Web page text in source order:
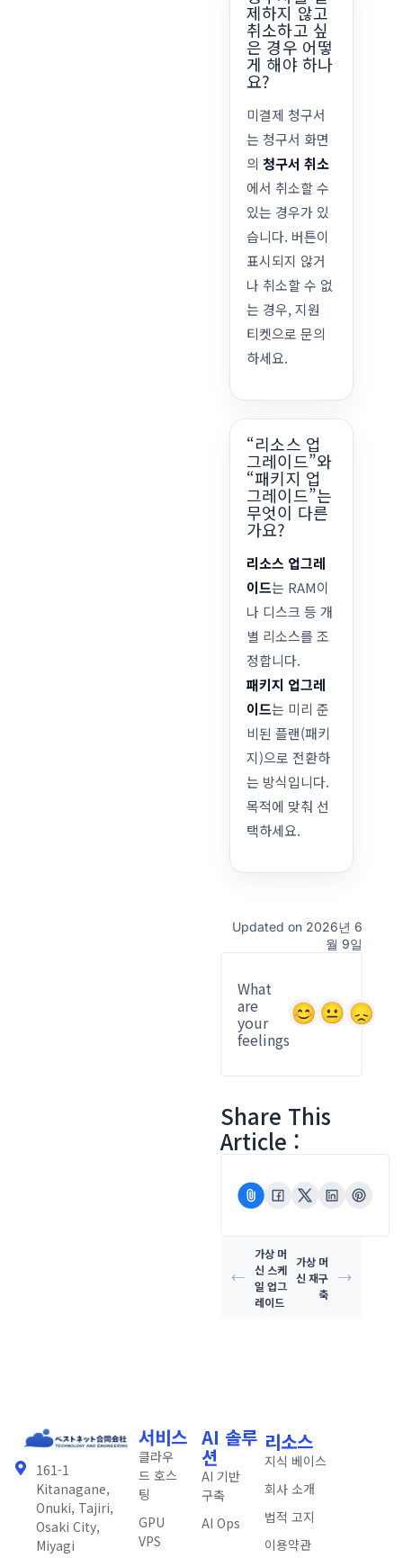
제하지 않고
취소하고 싶
은 경우 어떻
게 해야 하나
요?
미결제 청구서
는 청구서 화면
의청구서 취소
에서 취소할 수
있는 경우가 있
습니다. 버튼이
표시되지 않거
나 취소할 수 없
는 경우, 지원
티켓으로 문의
하세요.
“리소스 업
그레이드”와
“패키지 업
그레이드”는
무엇이 다른
가요?
리소스 업그레
이드는 RAM이
나 디스크 등 개
별 리소스를 조
정합니다.
패키지 업그레
이드는 미리 준
비된 플랜(패키
지)으로 전환하
는 방식입니다.
목적에 맞춰 선
택하세요.
Updated on 2026년 6
월 9일
What
are
your
feelings
Share This
Article :
가상 머
신 스케
일 업그
레이드
가상 머
신 재구
축
161-1
Kitanagane,
Onuki, Tajiri,
Osaki City,
Miyagi
서비스
클라우
드 호스
팅
GPU
VPS
AI 솔루
션
AI 기반
구축
AI Ops
리소스
지식 베이스
회사 소개
법적 고지
이용약관